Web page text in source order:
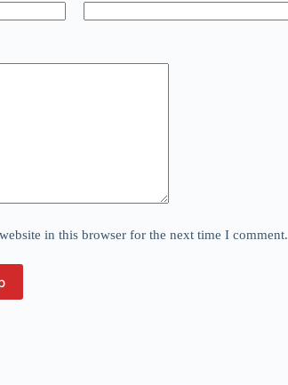
in this browser for the next time I comment.